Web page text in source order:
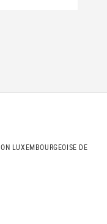
LUXEMBOURGEOISE DE